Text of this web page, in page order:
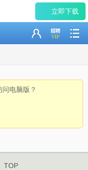
立即下载
电脑版？
TOP